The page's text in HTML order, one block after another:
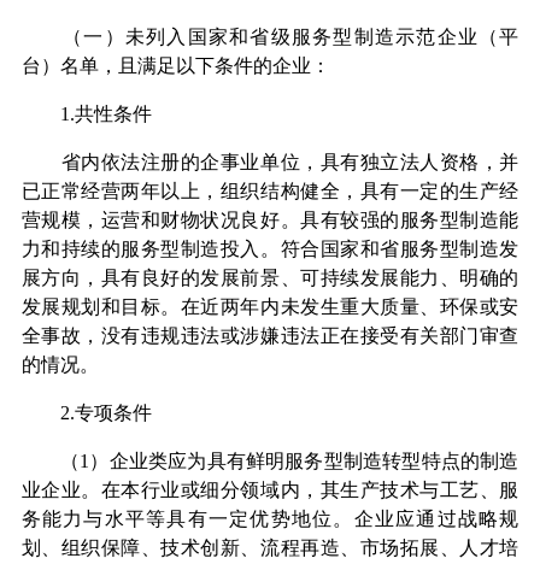
（一）未列入国家和省级服务型制造示范企业（平
台）名单，且满足以下条件的企业：
1.共性条件
省内依法注册的企事业单位，具有独立法人资格，并
已正常经营两年以上，组织结构健全，具有一定的生产经
营规模，运营和财物状况良好。具有较强的服务型制造能
力和持续的服务型制造投入。符合国家和省服务型制造发
展方向，具有良好的发展前景、可持续发展能力、明确的
发展规划和目标。在近两年内未发生重大质量、环保或安
全事故，没有违规违法或涉嫌违法正在接受有关部门审查
的情况。
2.专项条件
（1）企业类应为具有鲜明服务型制造转型特点的制造
业企业。在本行业或细分领域内，其生产技术与工艺、服
务能力与水平等具有一定优势地位。企业应通过战略规
划、组织保障、技术创新、流程再造、市场拓展、人才培